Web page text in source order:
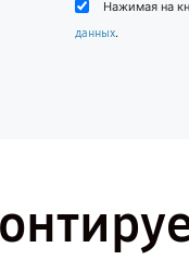
Нажимая на
данных.